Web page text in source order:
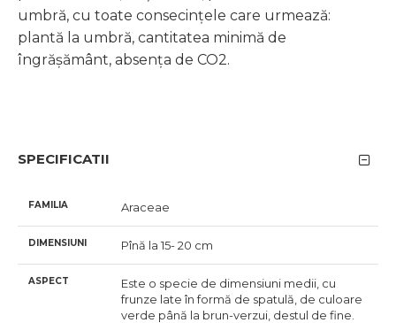
umbră, cu toate consecințele care urmează:
plantă la umbră, cantitatea minimă de
îngrășământ, absența de CO2.
SPECIFICATII
FAMILIA Araceae
DIMENSIUNI Pînă la 15- 20 cm
ASPECT
Este o specie de dimensiuni medii, cu
frunze late în formă de spatulă, de culoare
verde până la brun-verzui, destul de fine.